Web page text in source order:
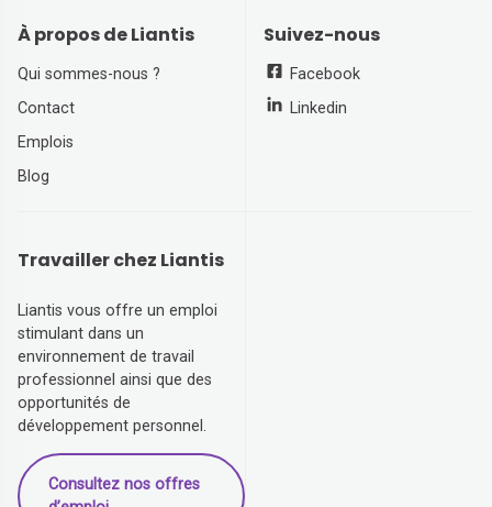
À propos de Liantis
Qui sommes-nous ?
Contact
Emplois
Blog
Suivez-nous
Facebook
Linkedin
Travailler chez Liantis
Liantis vous offre un emploi
stimulant dans un
environnement de travail
professionnel ainsi que des
opportunités de
développement personnel.
Consultez nos offres